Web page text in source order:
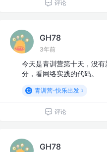
评论
GH78
3年前
今天是青训营第十天，没
分，看网络实践的代码。
青训营-快乐出发
评论
GH78